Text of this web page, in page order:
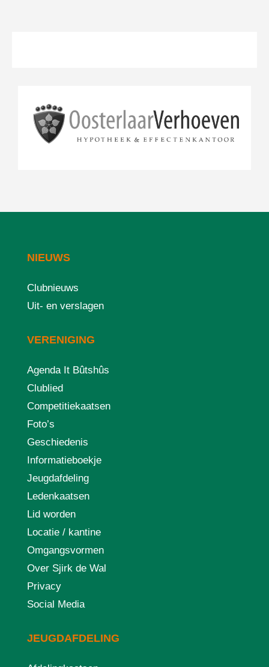
NIEUWS
Clubnieuws
Uit- en verslagen
VERENIGING
Agenda It Bûtshûs
Clublied
Competitiekaatsen
Foto’s
Geschiedenis
Informatieboekje
Jeugdafdeling
Ledenkaatsen
Lid worden
Locatie / kantine
Omgangsvormen
Over Sjirk de Wal
Privacy
Social Media
JEUGDAFDELING